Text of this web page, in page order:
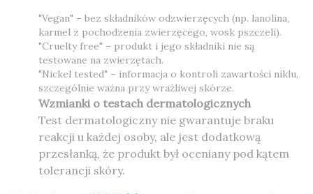
"Vegan" – bez składników odzwierzęcych (np. lanolina,
karmel z pochodzenia zwierzęcego, wosk pszczeli).
"Cruelty free" – produkt i jego składniki nie są
testowane na zwierzętach.
"Nickel tested" – informacja o kontroli zawartości niklu,
szczególnie ważna przy wrażliwej skórze.
Wzmianki o testach dermatologicznych
Test dermatologiczny nie gwarantuje braku
reakcji u każdej osoby, ale jest dodatkową
przesłanką, że produkt był oceniany pod kątem
tolerancji skóry.